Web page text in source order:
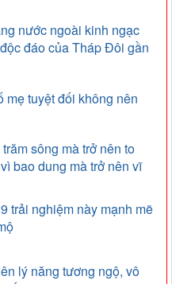
nước ngoài kinh ngạc
đáo của Tháp Đôi gần
mẹ tuyệt đối không nên
sông mà trở nên to
bao dung mà trở nên vĩ
trải nghiệm này mạnh mẽ
lý năng tương ngộ, vô